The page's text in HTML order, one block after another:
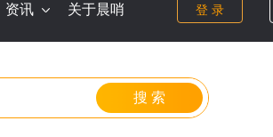
资讯 关于晨哨 登 录
搜 索